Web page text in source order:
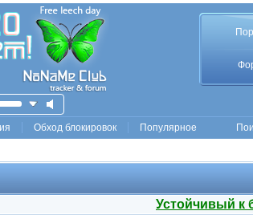
Обход блокировок Популярное
Устойчивый к